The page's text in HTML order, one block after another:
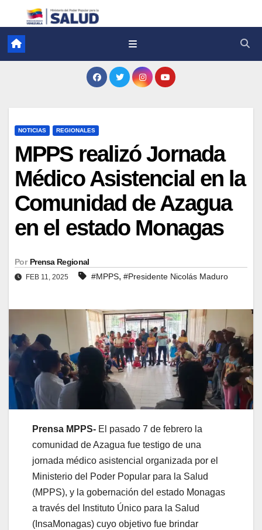
NOTICIAS REGIONALES
MPPS realizó Jornada
Médico Asistencial en la
Comunidad de Azagua
en el estado Monagas
Por Prensa Regional
FEB 11, 2025 #MPPS, #Presidente Nicolás Maduro
Prensa MPPS- El pasado 7 de febrero la
comunidad de Azagua fue testigo de una
jornada médico asistencial organizada por el
Ministerio del Poder Popular para la Salud
(MPPS), y la gobernación del estado Monagas
a través del Instituto Único para la Salud
(InsaMonagas) cuyo objetivo fue brindar